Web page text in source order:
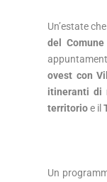
Un’estate
del
ovest con
itineranti di
territorioe il
Un